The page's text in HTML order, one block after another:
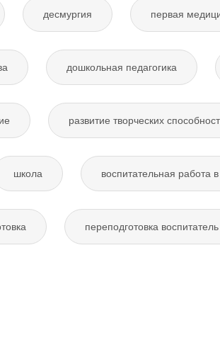
десмургия первая
дошкольная педагогика
развитие творческих
школа воспитательная работа
переподготовка воспитатель